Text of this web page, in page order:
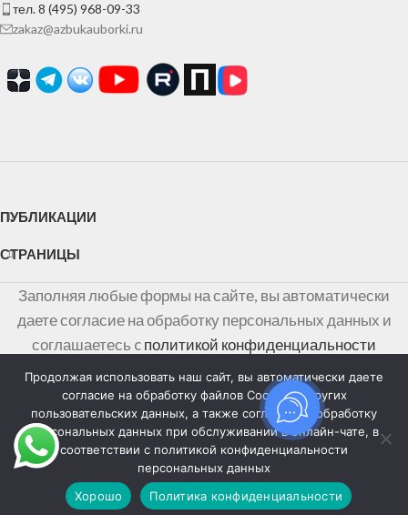
тел. 8 (495) 968-09-33
zakaz@azbukauborki.ru
ПУБЛИКАЦИИ
СТРАНИЦЫ
Заполняя любые формы на сайте, вы автоматически
даете согласие на обработку персональных данных и
соглашаетесь cполитикой конфиденциальности
персональных данных
Информация на сайте не является публичной офертой,
определяемой положениями Статьи 437 Гражданского
кодекса Российской Федерации
Мой аккаунт
Продолжая использовать наш сайт, вы автоматически даете
согласие на обработку файлов Cookies и других
пользовательских данных, а также согласие на обработку
персональных данных при обслуживании в онлайн-чате, в
соответствии с политикой конфиденциальности
персональных данных
Хорошо
Политика конфиденциальности